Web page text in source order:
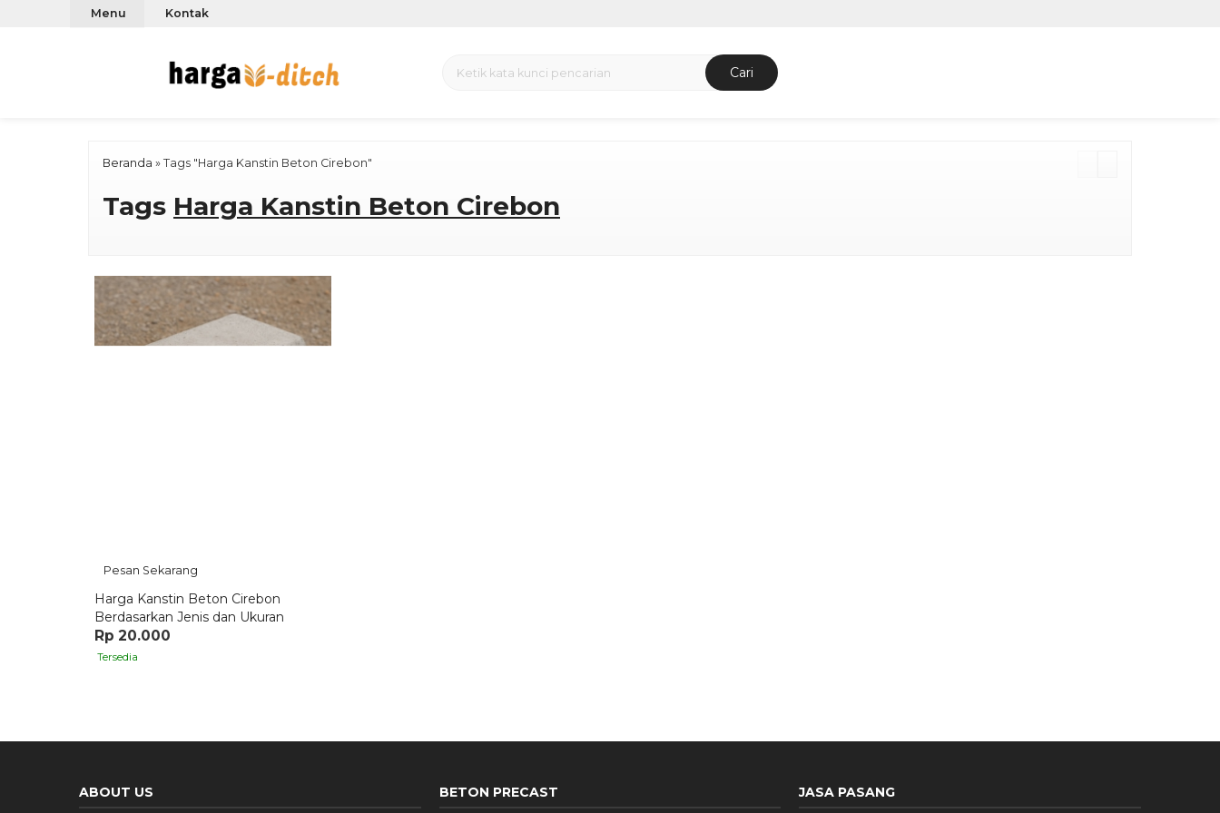
Menu Kontak
Cari
Beranda » Tags "Harga Kanstin Beton Cirebon"
Tags Harga Kanstin Beton Cirebon
Pesan Sekarang
Harga Kanstin Beton Cirebon
Berdasarkan Jenis dan Ukuran
Rp 20.000
Tersedia
ABOUT US BETON PRECAST JASA PASANG